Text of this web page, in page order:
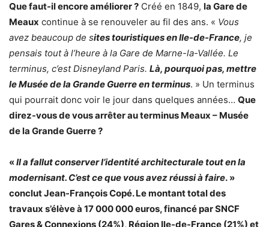
Que faut-il encore améliorer ? Créé en 1849, la Gare de
Meaux continue à se renouveler au fil des ans. « Vous
avez beaucoup de sites touristiques en Ile-de-France, je
pensais tout à l’heure à la Gare de Marne-la-Vallée. Le
terminus, c’est Disneyland Paris. Là, pourquoi pas, mettre
le Musée de la Grande Guerre en terminus. » Un terminus
qui pourrait donc voir le jour dans quelques années… Que
direz-vous de vous arrêter au terminus Meaux – Musée
de la Grande Guerre ?
«Il a fallut conserver l’identité architecturale tout en la
modernisant. C’est ce que vous avez réussi à faire. »
conclut Jean-François Copé. Le montant total des
travaux s’élève à 17 000 000 euros, financé par SNCF
Gares & Connexions (24%), Région Ile-de-France (21%) et